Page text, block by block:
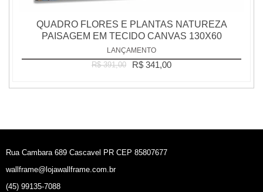
QUADRO FLORES E PLANTAS NATUREZA
PAISAGEM EM TECIDO CANVAS 130X60
LANÇAMENTO
R$ 391,00 R$ 341,00
Rua Cambara 689 Cascavel PR CEP 85807677
wallframe@lojawallframe.com.br
(45) 99135-7088